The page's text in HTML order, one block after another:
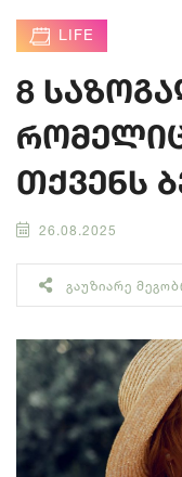
LIFE
8
თქვენს
26.08.2025
ᲒᲐᲣᲖᲘᲐᲠᲔ